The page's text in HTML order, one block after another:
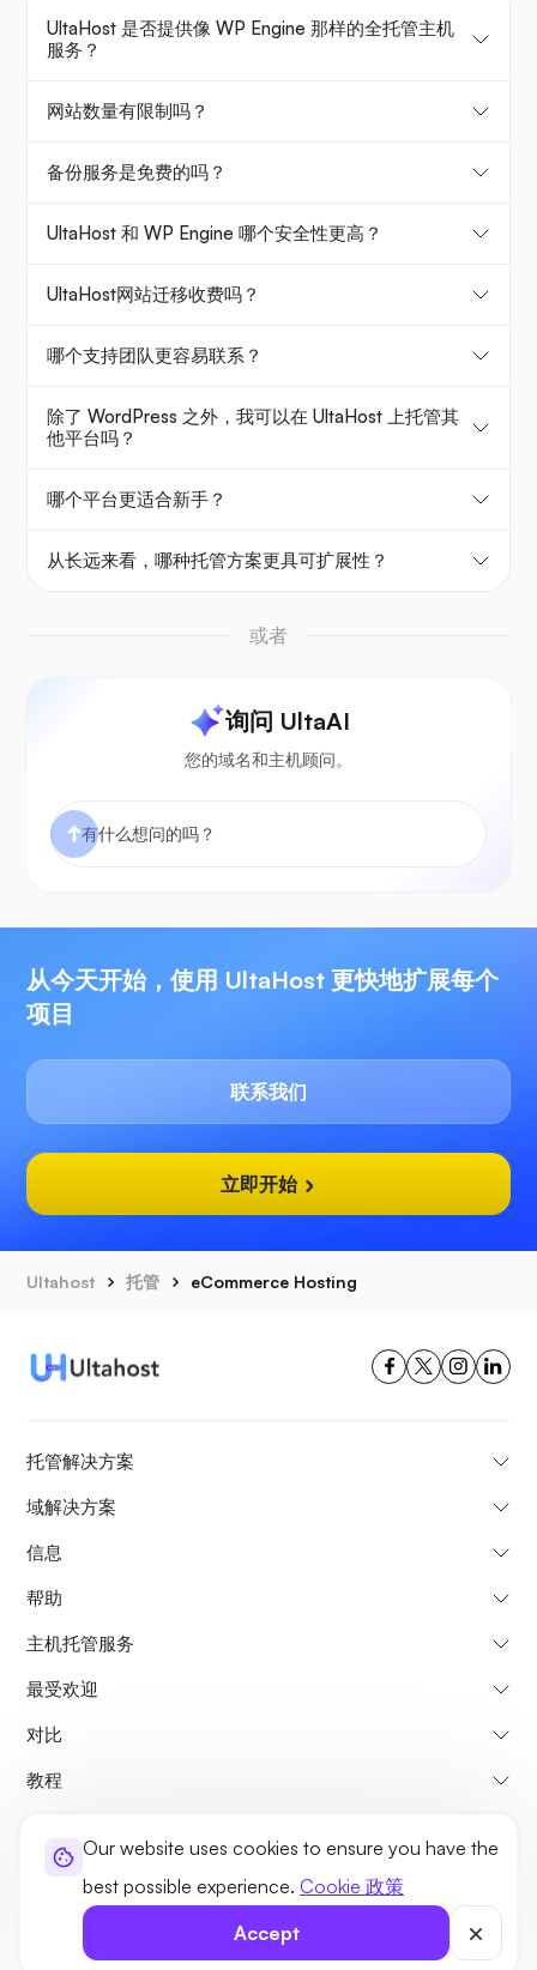
Our website uses cookies to ensure you have the
best possible experience. Cookie 政策
Accept
UltaHost 是否提供像 WP Engine 那样的全托管主机
服务？
网站数量有限制吗？
备份服务是免费的吗？
UltaHost 和 WP Engine 哪个安全性更高？
UltaHost网站迁移收费吗？
哪个支持团队更容易联系？
除了 WordPress 之外，我可以在 UltaHost 上托管其
他平台吗？
哪个平台更适合新手？
从长远来看，哪种托管方案更具可扩展性？
或者
询问 UltaAI
您的域名和主机顾问。
从今天开始，使用 UltaHost 更快地扩展每个
项目
联系我们
立即开始
Ultahost 托管 eCommerce Hosting
托管解决方案
域解决方案
信息
帮助
主机托管服务
最受欢迎
对比
教程
关于我们取消和退款政策条款和条件隐私政策法律事务站点地图
©2026 UltaHost - 版权所有